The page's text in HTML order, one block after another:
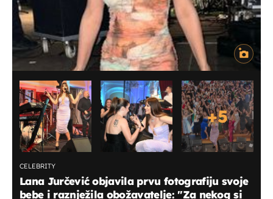
+5
CELEBRITY
Lana Jurčević objavila prvu fotografiju svoje
bebe i raznježila obožavatelje: "Za nekog si